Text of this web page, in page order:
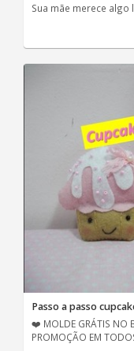
Sua mãe merece
Passo a passo
❤️ MOLDE GRÁTIS NO
PROMOÇÃO EM